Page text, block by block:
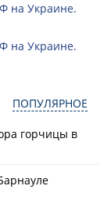
на Украине.
на Украине.
ПОПУЛЯРНОЕ
горчицы в